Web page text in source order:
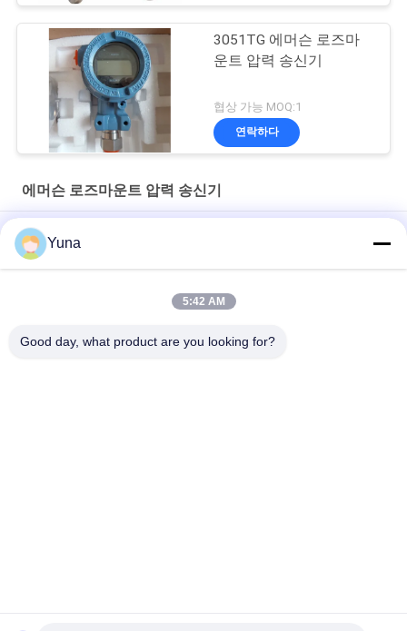
3051TG 에머슨 로즈마
운트 압력 송신기
협상 가능 MOQ:1
연락하다
에머슨 로즈마운트 압력 송신기
3051TG 에머슨 로즈마운트 압력 송신기
3051TG2A2B21BB4E8D4M5Q4
Yuna
5:42 AM
Good day, what product are you looking for?